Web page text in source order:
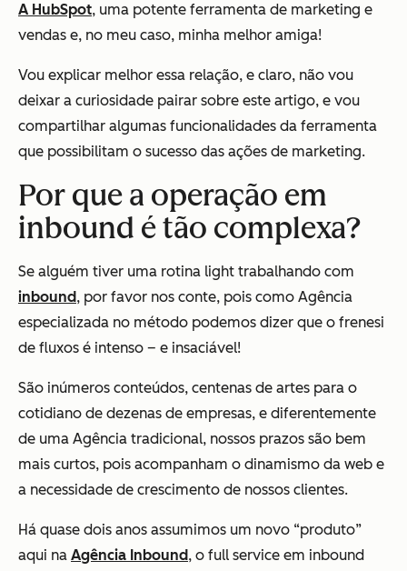
A HubSpot, uma potente ferramenta de marketing e
vendas e, no meu caso, minha melhor amiga!
Vou explicar melhor essa relação, e claro, não vou
deixar a curiosidade pairar sobre este artigo, e vou
compartilhar algumas funcionalidades da ferramenta
que possibilitam o sucesso das ações de marketing.
Por que a operação em
inbound é tão complexa?
Se alguém tiver uma rotina light trabalhando com
inbound, por favor nos conte, pois como Agência
especializada no método podemos dizer que o frenesi
de fluxos é intenso – e insaciável!
São inúmeros conteúdos, centenas de artes para o
cotidiano de dezenas de empresas, e diferentemente
de uma Agência tradicional, nossos prazos são bem
mais curtos, pois acompanham o dinamismo da web e
a necessidade de crescimento de nossos clientes.
Há quase dois anos assumimos um novo “produto”
aqui na Agência Inbound, o full service em inbound